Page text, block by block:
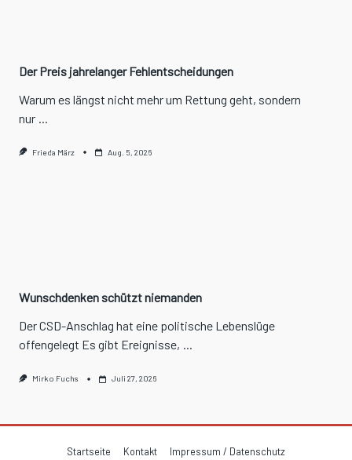
Der Preis jahrelanger Fehlentscheidungen
Warum es längst nicht mehr um Rettung geht, sondern
nur ...
Frieda März Aug. 5, 2026
Wunschdenken schützt niemanden
Der CSD-Anschlag hat eine politische Lebenslüge
offengelegt Es gibt Ereignisse, ...
Mirko Fuchs Juli 27, 2026
Startseite Kontakt Impressum / Datenschutz